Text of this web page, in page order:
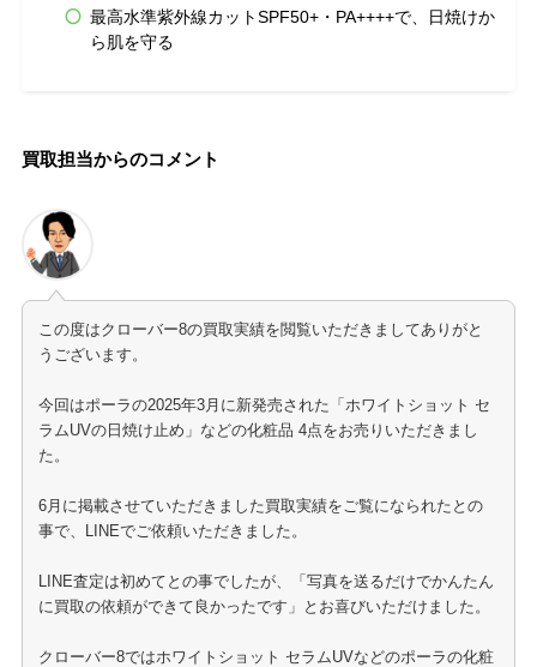
最高水準紫外線カットSPF50+・PA++++で、日焼けか
ら肌を守る
買取担当からのコメント
この度はクローバー8の買取実績を閲覧いただきましてありがと
うございます。
今回はポーラの2025年3月に新発売された「ホワイトショット セ
ラムUVの日焼け止め」などの化粧品 4点をお売りいただきまし
た。
6月に掲載させていただきました買取実績をご覧になられたとの
事で、LINEでご依頼いただきました。
LINE査定は初めてとの事でしたが、「写真を送るだけでかんたん
に買取の依頼ができて良かったです」とお喜びいただけました。
クローバー8ではホワイトショット セラムUVなどのポーラの化粧